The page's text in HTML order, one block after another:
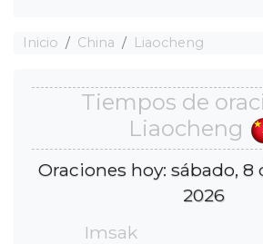
Inicio China Liaocheng
Tiempos de
Liaocheng
Oraciones hoy: sábado, 8
2026
Imsak